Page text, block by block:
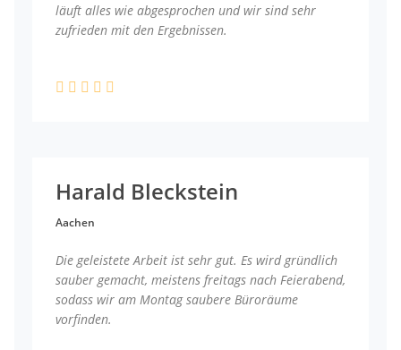
läuft alles wie abgesprochen und wir sind sehr
zufrieden mit den Ergebnissen.
Harald Bleckstein
Aachen
Die geleistete Arbeit ist sehr gut. Es wird gründlich
sauber gemacht, meistens freitags nach Feierabend,
sodass wir am Montag saubere Büroräume
vorfinden.